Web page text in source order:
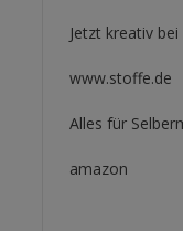
Jetzt kreativ
www.stoffe.de
Alles für
amazon